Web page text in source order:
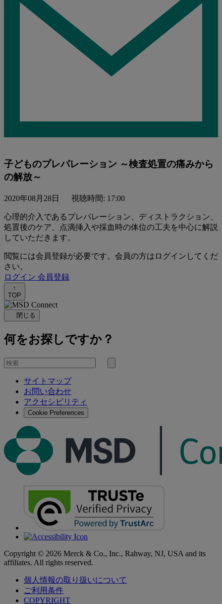
子どものプレパレーション ～検査処置の痛みから
の解放～
2020年08月28日 視聴時間: 17:00
心理的介入であるプレパレーション、ディストラクション、
処置後のケア、点滴挿入や採血時の体位の工夫を中心に解説
していただきます。
閲覧には会員登録が必要です。会員の方はログインしてくだ
さい。
ログイン 会員登録
↑
TOP
閉じる
何をお探しですか？
を
検
サイトマップ
お問い合わせ
アクセシビリティ
Cookie Preferences
Copyright © 2026 Merck & Co., Inc., Rahway, NJ, USA and its
affiliates. All rights reserved.
個人情報の取り扱いについて
ご利用条件
COPYRIGHT